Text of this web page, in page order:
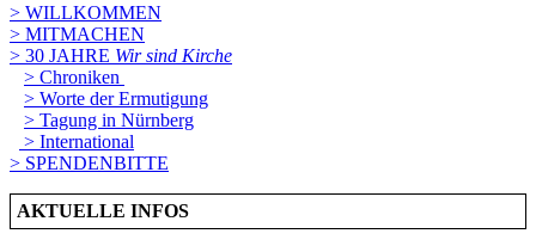
> WILLKOMMEN
> MITMACHEN
> 30 JAHRE Wir sind Kirche
> Chroniken
> Worte der Ermutigung
> Tagung in Nürnberg
> International
> SPENDENBITTE
AKTUELLE INFOS